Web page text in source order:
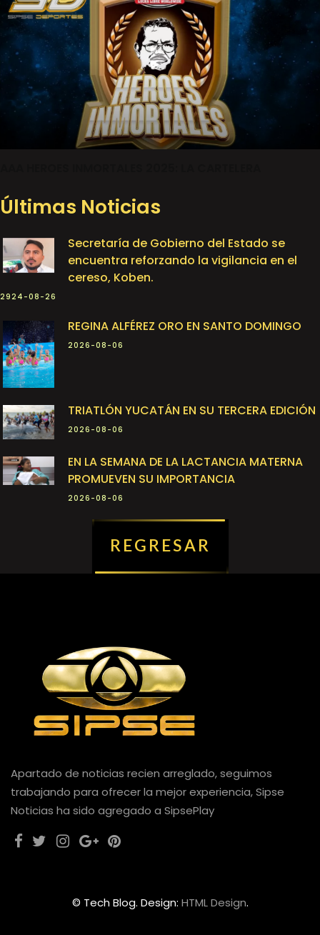
Últimas Noticias
Secretaría de Gobierno del Estado se
encuentra reforzando la vigilancia en el
cereso, Koben.
2924-08-26
REGINA ALFÉREZ ORO EN SANTO DOMINGO
2026-08-06
TRIATLÓN YUCATÁN EN SU TERCERA EDICIÓN
2026-08-06
EN LA SEMANA DE LA LACTANCIA MATERNA
PROMUEVEN SU IMPORTANCIA
2026-08-06
REGRESAR
Apartado de noticias recien arreglado, seguimos
trabajando para ofrecer la mejor experiencia, Sipse
Noticias ha sido agregado a SipsePlay
© Tech Blog. Design: HTML Design.